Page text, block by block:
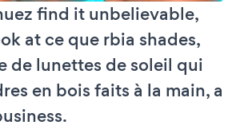
find it unbelievable,
at ce que rbia shades,
de lunettes de soleil qui
en bois faits à la main, a